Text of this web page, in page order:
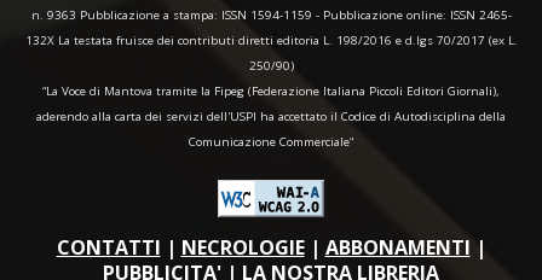
n. 9363 Pubblicazione a stampa: ISSN 1594-1159 - Pubblicazione online: ISSN 2465-
132X La testata fruisce dei contributi diretti editoria L. 198/2016 e d.lgs 70/2017 (ex L.
250/90)
“La Voce di Mantova tramite la Fipeg (Federazione Italiana Piccoli Editori Giornali),
aderendo alla carta dei servizi dell'USPI ha accettato il Codice di Autodisciplina della
Comunicazione Commerciale"
CONTATTI | NECROLOGIE| ABBONAMENTI |
PUBBLICITA' | LA NOSTRA LIBRERIA